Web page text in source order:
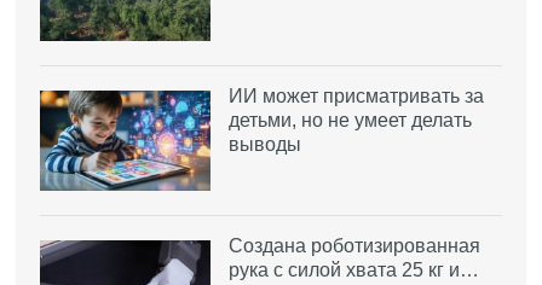
ИИ может присматривать за
детьми, но не умеет делать
выводы
Создана роботизированная
рука с силой хвата 25 кг и…